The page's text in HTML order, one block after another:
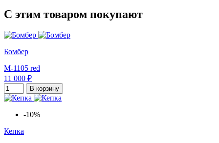
С этим товаром покупают
Бомбер
M-1105 red
11 000 ₽
В корзину
-10%
Кепка